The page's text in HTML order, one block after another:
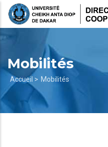
Aller
Mobilités
Fil
d'Ariane
Accueil > Mobilités